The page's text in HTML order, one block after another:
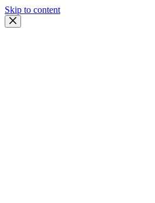
Skip to content